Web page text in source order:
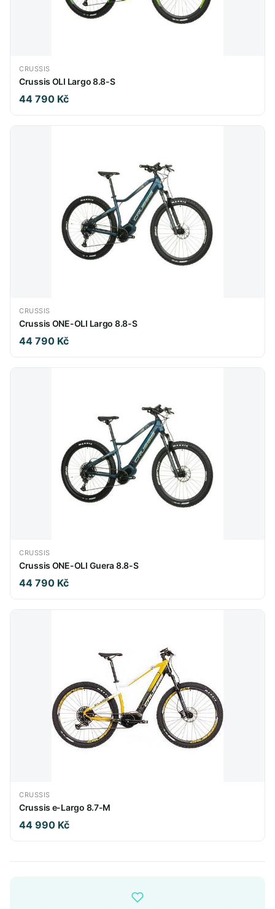
CRUSSIS
Crussis OLI Largo 8.8-S
44 790 Kč
CRUSSIS
Crussis ONE-OLI Largo 8.8-S
44 790 Kč
CRUSSIS
Crussis ONE-OLI Guera 8.8-S
44 790 Kč
CRUSSIS
Crussis e-Largo 8.7-M
44 990 Kč